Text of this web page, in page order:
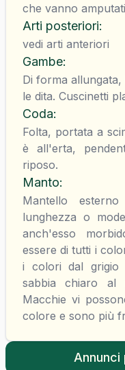
Annunci
che vanno
Arti posteriori:
vedi arti anteriori
Gambe:
Di forma
le dita. Cuscinetti
Coda:
Folta, portata a
è all'erta,
riposo.
Manto:
Mantello
lunghezza o
anch'esso
essere di tutti i
i colori dal grigio
sabbia chiaro al
Macchie vi
colore e sono più